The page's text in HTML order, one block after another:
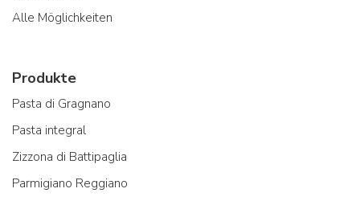
Alle Möglichkeiten
Produkte
Pasta di Gragnano
Pasta integral
Zizzona di Battipaglia
Parmigiano Reggiano